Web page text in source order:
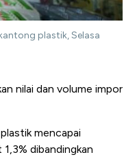
plastik, Selasa
nilai dan volume impor
mencapai
dibandingkan